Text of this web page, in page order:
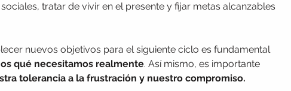
tratar de vivir en el presente y fijar metas alcanzables
nuevos objetivos para el siguiente ciclo es fundamental
qué necesitamos realmente. Así mismo, es importante
tolerancia a la frustración y nuestro compromiso.